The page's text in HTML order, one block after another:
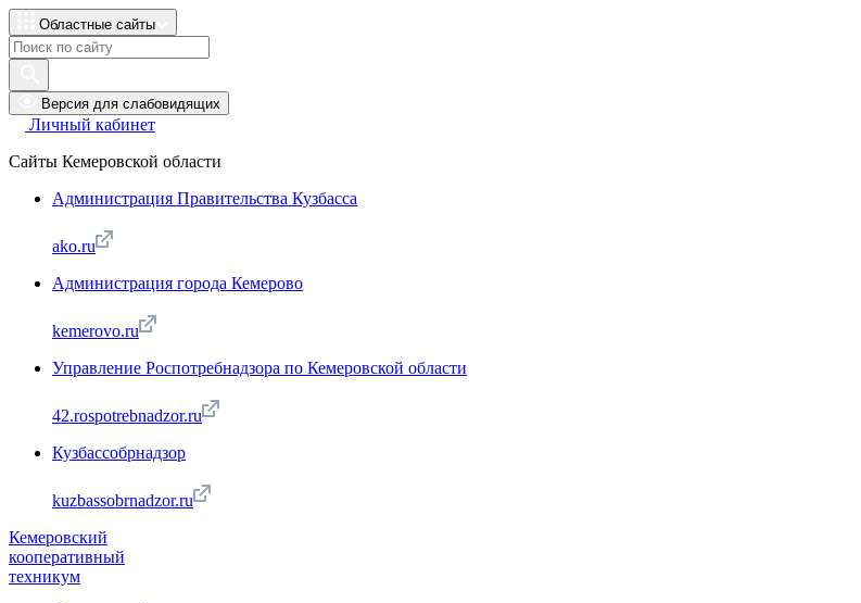
Областные сайты
Версия для слабовидящих
Личный кабинет
Сайты Кемеровской области
Администрация Правительства Кузбасса
ako.ru
Администрация города Кемерово
kemerovo.ru
Управление Роспотребнадзора по Кемеровской области
42.rospotrebnadzor.ru
Кузбассобрнадзор
kuzbassobrnadzor.ru
Кемеровский
кооперативный
техникум